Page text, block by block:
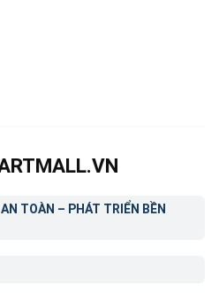
TOÀN – PHÁT TRIỂN BỀN